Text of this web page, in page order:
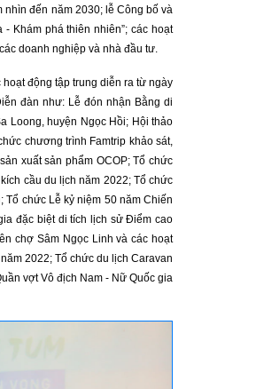
nhìn đến năm 2030; lễ Công bố và
Khám phá thiên nhiên”; các hoạt
doanh nghiệp và nhà đầu tư.
động tập trung diễn ra từ ngày
đàn như: Lễ đón nhận Bằng di
Loong, huyện Ngọc Hồi; Hội thảo
chương trình Famtrip khảo sát,
xuất sản phẩm OCOP; Tổ chức
cầu du lịch năm 2022; Tổ chức
Tổ chức Lễ kỷ niệm 50 năm Chiến
đặc biệt di tích lịch sử Điểm cao
chợ Sâm Ngọc Linh và các hoạt
2022; Tổ chức du lịch Caravan
vợt Vô địch Nam - Nữ Quốc gia